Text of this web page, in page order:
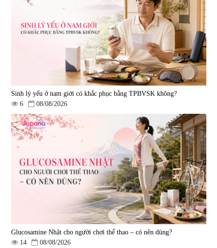
Viên uống bổ não Ribeto Shoji
57.920
1.450.000 đ
Viên nang uống cải thiện thị lực,
trí nhớ DHA + EPA + Flaxseed
Oil 30 viên/gói - Date 02/2027
|52.346
225.000 đ
Tẩy tế bào chết Nichiei Bussan
Nano NMN+ Peeling Gel
1.490.000 đ
Viên uống hỗ trợ bền thành
mạch, ngừa tai biến Elastin Plus
& Nattokinase Hokoen 80 viên
|0
980.000 đ
Sinh lý yếu ở nam giới có khắc phục bằng TPBVSK không?
6
08/08/2026
Glucosamine Nhật cho người chơi thể thao – có nên dùng?
14
08/08/2026